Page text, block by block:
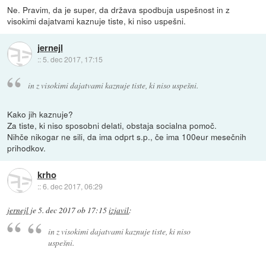
Ne. Pravim, da je super, da država spodbuja uspešnost in z
visokimi dajatvami kaznuje tiste, ki niso uspešni.
jernejl
:: 5. dec 2017, 17:15
in z visokimi dajatvami kaznuje tiste, ki niso uspešni.
Kako jih kaznuje?
Za tiste, ki niso sposobni delati, obstaja socialna pomoč.
Nihče nikogar ne sili, da ima odprt s.p., če ima 100eur mesečnih
prihodkov.
krho
::6. dec 2017, 06:29
jernejl je5. dec 2017 ob 17:15izjavil:
in z visokimi dajatvami kaznuje tiste, ki niso
uspešni.